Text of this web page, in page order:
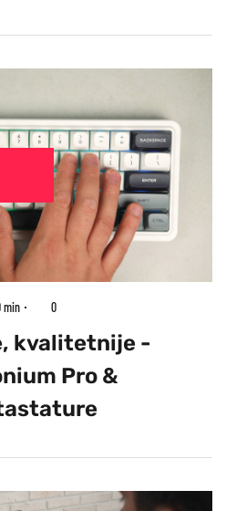
min 0
kvalitetnije -
Pro &